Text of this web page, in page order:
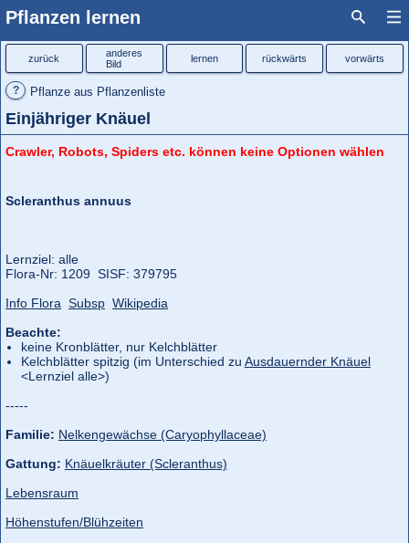
Pflanzen lernen
? Pflanze aus Pflanzenliste
Einjähriger Knäuel
zurück
anderes
Bild
lernen rückwärts vorwärts
Crawler, Robots, Spiders etc. können keine Optionen wählen
Scleranthus annuus
Lernziel: alle
Flora‑Nr: 1209 SISF: 379795
Info Flora Subsp Wikipedia
Beachte:
keine Kronblätter, nur Kelchblätter
Kelchblätter spitzig (im Unterschied zu Ausdauernder Knäuel
<Lernziel alle>)
-----
Familie: Nelkengewächse (Caryophyllaceae)
Gattung: Knäuelkräuter (Scleranthus)
Lebensraum
Höhenstufen/Blühzeiten